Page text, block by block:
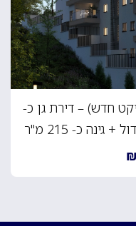
חדש) – דירת גן כ-